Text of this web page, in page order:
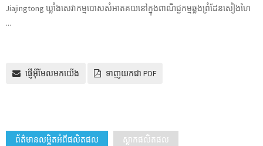
Jiajingtong ឃ្លាំងសេវាកម្មបោសសំអាតគយនៅក្នុងពាណិជ្ជកម្មឆ្លងព្រំដែនសៀងហៃ
...
ផ្ញើអ៊ីមែលមកយើង ទាញយកជា PDF
ព័ត៌មានលម្អិតអំពីផលិតផល ស្លាកផលិតផល